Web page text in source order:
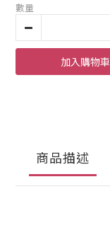
數量
加入購物車
商品描述